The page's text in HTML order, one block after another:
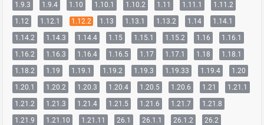
1.9.3
1.9.4 1.10 1.10.1 1.10.2 1.11 1.11.1
1.11.2
1.12
1.12.1 1.12.2 1.13 1.13.1 1.13.2 1.14
1.14.1
1.14.2
1.14.3 1.14.4 1.15 1.15.1 1.15.2 1.16
1.16.1
1.16.2
1.16.3 1.16.4 1.16.5 1.17 1.17.1 1.18
1.18.1
1.18.2
1.19 1.19.1 1.19.2 1.19.3 1.19.33 1.19.4
1.20
1.20.1
1.20.2 1.20.3 1.20.4 1.20.5 1.20.6 1.21
1.21.1
1.21.2
1.21.3 1.21.4 1.21.5 1.21.6 1.21.7
1.21.8
1.21.9
1.21.10 1.21.11 26.1 26.1.1 26.1.2 26.2